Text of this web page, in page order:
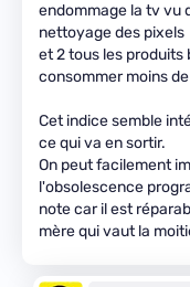
endommage la tv vu
nettoyage des pixels
et 2 tous les
consommer moins
Cet indice semble
ce qui va en sortir.
On peut facilement
l'obsolescence
note car il est
mère qui vaut la